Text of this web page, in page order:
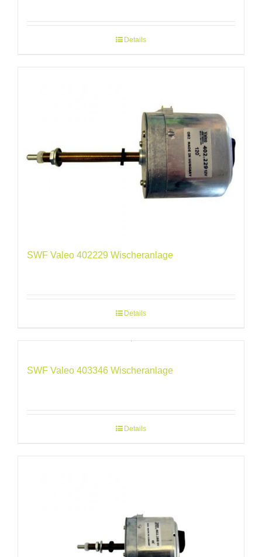
Details
SWF Valeo 402229 Wischeranlage
Details
SWF Valeo 403346 Wischeranlage
Details